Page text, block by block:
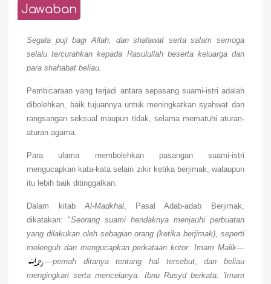
Jawaban
Segala puji bagi Allah, dan shalawat serta salam semoga
selalu tercurahkan kepada Rasulullah beserta keluarga dan
para shahabat beliau.
Pembicaraan yang terjadi antara sepasang suami-istri adalah
dibolehkan, baik tujuannya untuk meningkatkan syahwat dan
rangsangan seksual maupun tidak, selama mematuhi aturan-
aturan agama.
Para ulama membolehkan pasangan suami-istri
mengucapkan kata-kata selain zikir ketika berjimak, walaupun
itu lebih baik ditinggalkan.
Dalam kitabAl-Madkhal, Pasal Adab-adab Berjimak,
dikatakan: "Seorang suami hendaknya menjauhi perbuatan
yang dilakukan oleh sebagian orang (ketika berjimak), seperti
melenguh dan mengucapkan perkataan kotor. Imam Malik—
—pernah ditanya tentang hal tersebut, dan beliau
mengingkari serta mencelanya. Ibnu Rusyd berkata: 'Imam